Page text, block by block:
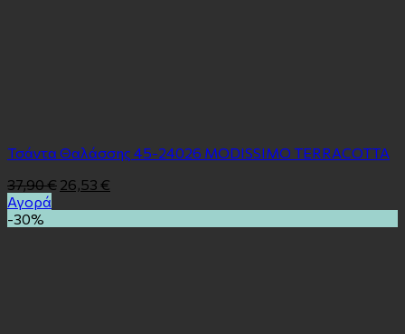
Τσάντα Θαλάσσης 45-24026 MODISSIMO TERRACOTTA
37,90€ 26,53 €
Αγορά
-30%